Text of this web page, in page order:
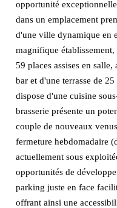
opportunité
dans un emplacement
d'une ville dynamique en
magnifique
59 places assises en
bar et d'une terrasse de
dispose d'une cuisine
brasserie présente un
couple de nouveaux
fermeture hebdomadaire
actuellement sous
opportunités de
parking juste en face
offrant ainsi une